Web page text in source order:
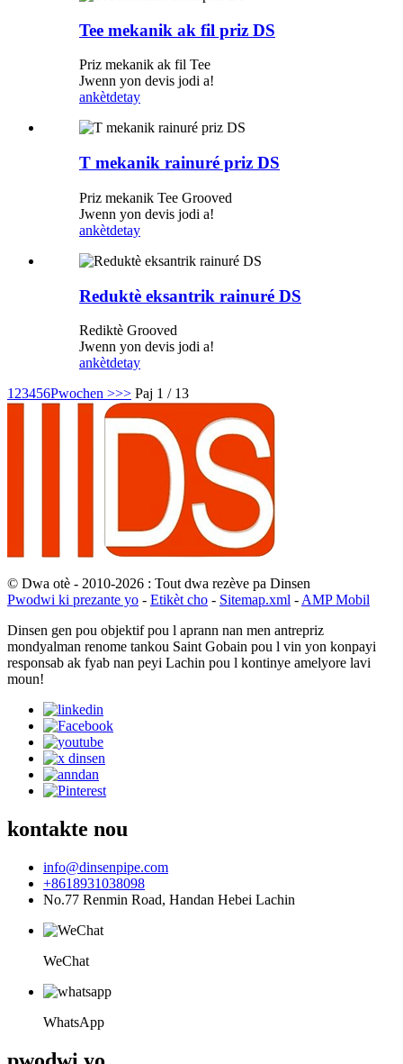
Tee mekanik ak fil priz DS
Priz mekanik ak fil Tee
Jwenn yon devis jodi a!
ankètdetay
T mekanik rainuré priz DS
Priz mekanik Tee Grooved
Jwenn yon devis jodi a!
ankètdetay
Reduktè eksantrik rainuré DS
Rediktè Grooved
Jwenn yon devis jodi a!
ankètdetay
1 23456Pwochen >>> Paj 1 / 13
© Dwa otè - 2010-2026 : Tout dwa rezève pa Dinsen
Pwodwi ki prezante yo - Etikèt cho - Sitemap.xml - AMP Mobil
Dinsen gen pou objektif pou l aprann nan men antrepriz
mondyalman renome tankou Saint Gobain pou l vin yon konpayi
responsab ak fyab nan peyi Lachin pou l kontinye amelyore lavi
moun!
kontakte nou
info@dinsenpipe.com
+8618931038098
No.77 Renmin Road, Handan Hebei Lachin
WeChat
WhatsApp